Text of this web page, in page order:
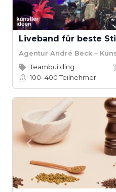
Agentur André Beck –
Teambuilding
100–400Teilnehmer